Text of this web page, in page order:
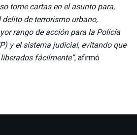
tome cartas en el asunto para,
de terrorismo urbano,
rango de acción para la Policía
y el sistema judicial, evitando que
fácilmente”, afirmó